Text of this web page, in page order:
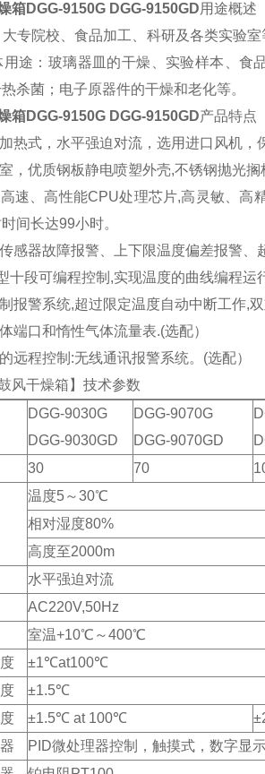
箱DGG-9150G DGG-9150GD用途概述
专院校、食品加工、科研及各类实验
途：玻璃器皿的干燥、实验样本、食
杀菌；电子原器件的干燥和老化等。
箱DGG-9150G DGG-9150GD产品特点
热式，水平强迫对流，选用进口风机，
，优质钢板静电喷塑外壳,不锈钢抛光搁
速、高性能CPU处理芯片,高灵敏、高
间长达99小时。
感器故障报警、上下限温度偏差报警、
十段可编程控制,实现温度的曲线编程运
报警系统,超过限定温度自动中断工作,双
端口和惰性气体流量表.(选配）
远程控制:无线通讯报警系统。(选配）
风干燥箱】技术参数
DGG-9030G
DGG-9030GD
DGG-9070G
DGG-9070GD
30 70
温度5～30℃
相对湿度80%
高度至2000m
水平强迫对流
AC220V,50Hz
室温+10℃～400℃
±1℃at100℃
±1.5℃
±1.5℃ at 100℃
PID微处理器控制，触摸式，数字显